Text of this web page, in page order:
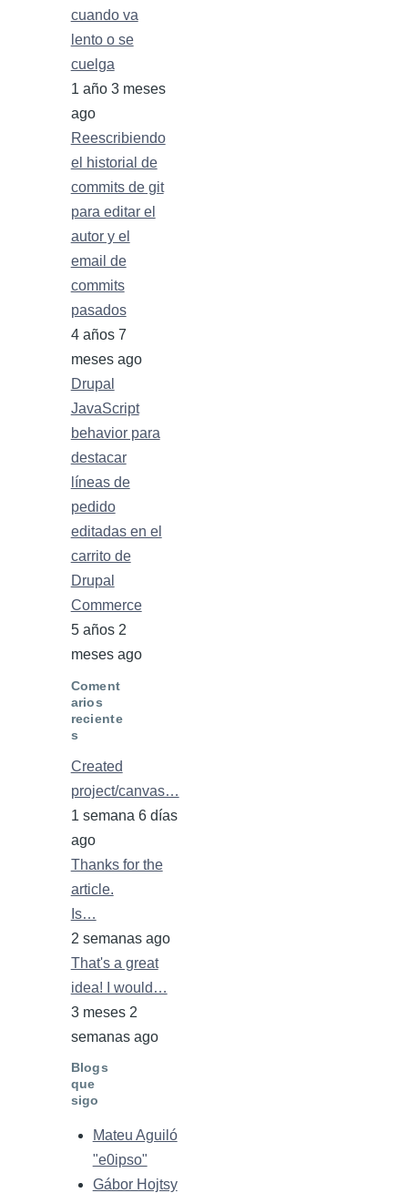
cuando va
lento o se
cuelga
1 año 3 meses
ago
Reescribiendo
el historial de
commits de git
para editar el
autor y el
email de
commits
pasados
4 años 7
meses ago
Drupal
JavaScript
behavior para
destacar
líneas de
pedido
editadas en el
carrito de
Drupal
Commerce
5 años 2
meses ago
Coment
arios
reciente
s
Created
project/canvas…
1 semana 6 días
ago
Thanks for the
article.
Is…
2 semanas ago
That's a great
idea! I would…
3 meses 2
semanas ago
Blogs
que
sigo
Mateu Aguiló
"e0ipso"
Gábor Hojtsy